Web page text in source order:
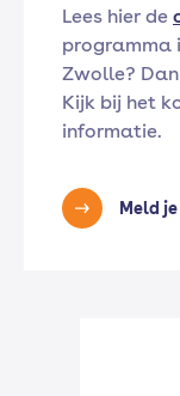
Lees hier de
programma
Zwolle?
Kijk bij het
informatie.
Meld